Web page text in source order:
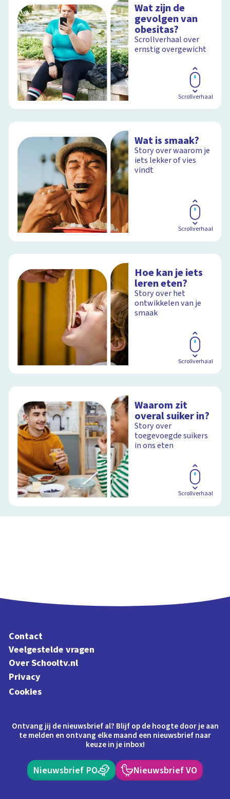
Wat zijn de
gevolgen van
obesitas?
Scrollverhaal over
ernstig overgewicht
Scrollverhaal
Wat is smaak?
Story over waarom je
iets lekker of vies
vindt
Scrollverhaal
Hoe kan je iets
leren eten?
Story over het
ontwikkelen van je
smaak
Scrollverhaal
Waarom zit
overal suiker in?
Story over
toegevoegde suikers
in ons eten
Scrollverhaal
Contact
Veelgestelde vragen
Over Schooltv.nl
Privacy
Cookies
Ontvang jij de nieuwsbrief al? Blijf op de hoogte door je aan
te melden en ontvang elke maand een nieuwsbrief naar
keuze in je inbox!
Nieuwsbrief PO Nieuwsbrief VO